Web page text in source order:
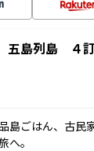
島列島 ４
島ごはん、古民
へ。